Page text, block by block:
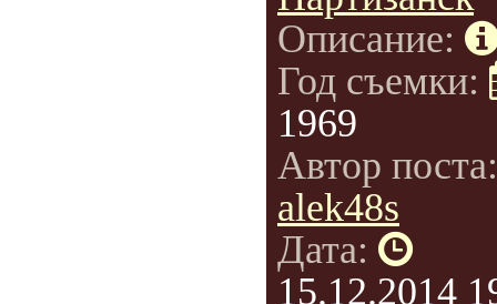
Описание:
Год съемки:
1969
Автор
alek48s
Дата:
15.12.2014